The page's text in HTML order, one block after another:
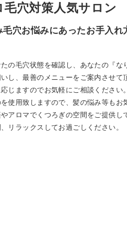
穴対策人気サロン
穴お悩みにあったお手入れ
の毛穴状態を確認し、あなたの『な
し、最善のメニューをご案内させて
じますのでお気軽にご相談ください。
使用致しますので、髪の悩み等もお
アロマでくつろぎの空間をご提供し
リラックスしてお過ごしください。